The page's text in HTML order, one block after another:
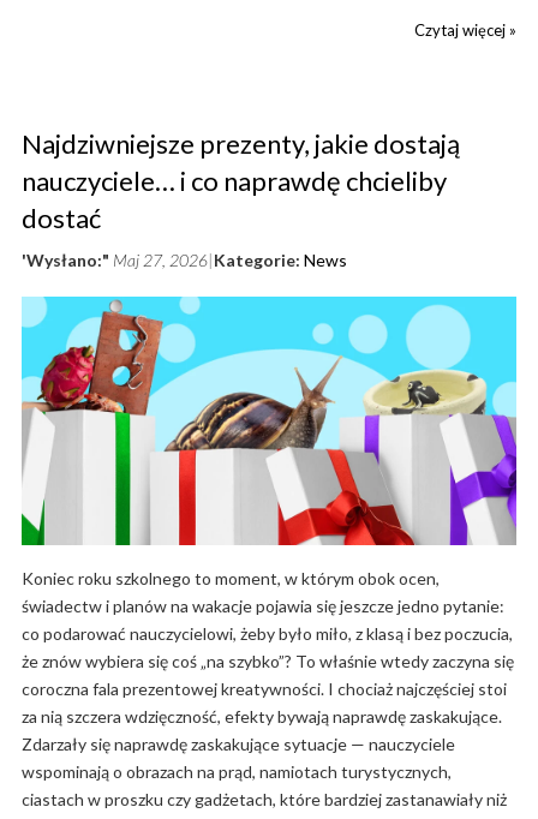
Czytaj więcej »
Najdziwniejsze prezenty, jakie dostają
nauczyciele… i co naprawdę chcieliby
dostać
'Wysłano:" Maj 27, 2026 Kategorie: News
Koniec roku szkolnego to moment, w którym obok ocen,
świadectw i planów na wakacje pojawia się jeszcze jedno pytanie:
co podarować nauczycielowi, żeby było miło, z klasą i bez poczucia,
że znów wybiera się coś „na szybko”? To właśnie wtedy zaczyna się
coroczna fala prezentowej kreatywności. I chociaż najczęściej stoi
za nią szczera wdzięczność, efekty bywają naprawdę zaskakujące.
Zdarzały się naprawdę zaskakujące sytuacje — nauczyciele
wspominają o obrazach na prąd, namiotach turystycznych,
ciastach w proszku czy gadżetach, które bardziej zastanawiały niż